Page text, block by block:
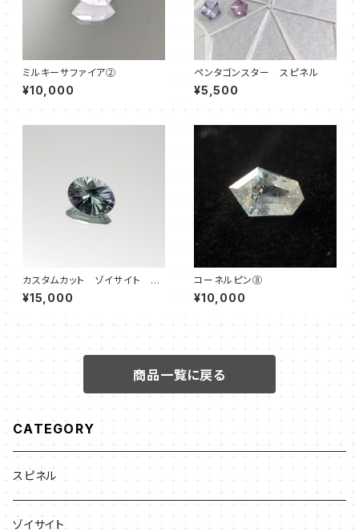
ミルキーサファイア②
¥10,000
ペンタゴンスター スピネル
¥5,500
カスタムカット ゾイサイト マ
ーメイド
¥15,000
コーネルピン⑧
¥10,000
商品一覧に戻る
CATEGORY
スピネル
ゾイサイト